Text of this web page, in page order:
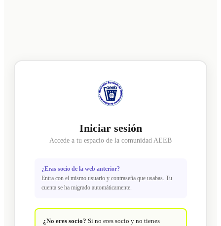
Iniciar sesión
Accede a tu espacio de la comunidad AEEB
¿Eras socio de la web anterior?
Entra con el mismo usuario y contraseña que usabas. Tu
cuenta se ha migrado automáticamente.
¿No eres socio? Si no eres socio y no tienes